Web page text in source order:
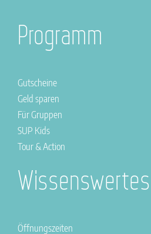
Programm
Gutscheine
Geld sparen
Für Gruppen
SUP Kids
Tour & Action
Wissenswertes
Öffnungszeiten